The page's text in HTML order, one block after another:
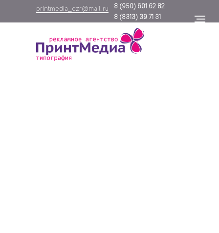
8 (950) 601 62 82
printmedia_dzr@mail.ru
8 (8313) 39 71 31